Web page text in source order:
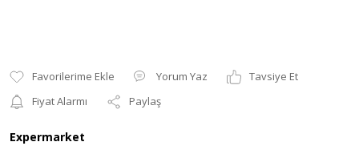
Yorum Yaz
Tavsiye Et
Fiyat Alarmı
Paylaş
Expermarket